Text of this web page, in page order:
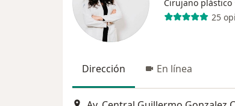
Cirujano plástico
25
Dirección En línea